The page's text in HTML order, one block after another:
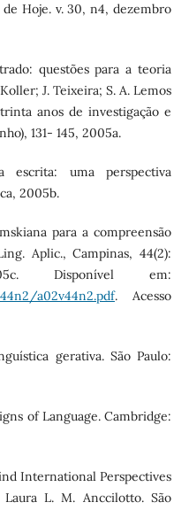
Hoje. v. 30, n4, dezembro
questões para a teoria
J. Teixeira; S. A. Lemos
anos de investigação e
131- 145, 2005a.
uma perspectiva
2005b.
para a compreensão
Aplic., Campinas, 44(2):
Disponível em:
a02v44n2.pdf. Acesso
gerativa. São Paulo:
of Language. Cambridge:
International Perspectives
Laura L. M. Anccilotto. São